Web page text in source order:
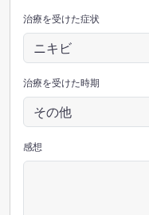
治療を受けた症状
治療を受けた時期
感想